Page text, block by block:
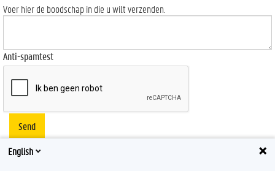
Voer hier de boodschap in die u wilt verzenden.
Anti-spamtest
Send
English